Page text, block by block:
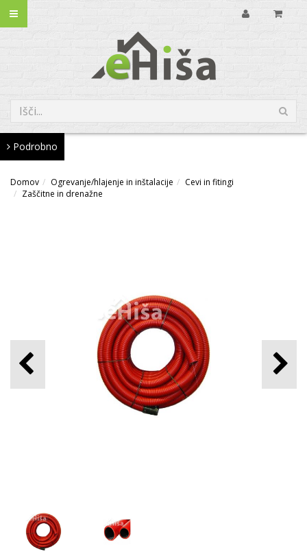
Podrobno
Domov Ogrevanje/hlajenje in inštalacije
Cevi in fitingi
Zaščitne in drenažne